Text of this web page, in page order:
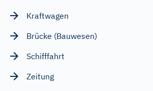
Kraftwagen
Brücke (Bauwesen)
Schifffahrt
Zeitung